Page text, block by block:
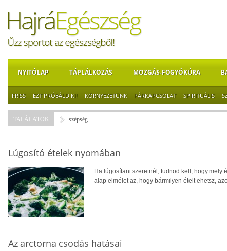
NYITÓLAP TÁPLÁLKOZÁS MOZGÁS-FOGYÓKÚRA
FRISS EZT PRÓBÁLD KI! KÖRNYEZETÜNK PÁRKAPCSOLAT SPIRITUÁLIS
TALÁLATOK szépség
Lúgosító ételek nyomában
Ha lúgosítani szeretnél, tudnod kell, hogy mely
alap elmélet az, hogy bármilyen ételt ehetsz,
Az arctorna csodás hatásai